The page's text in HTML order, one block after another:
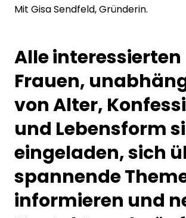
Mit Gisa Sendfeld, Gründerin.
Alle interessierten
Frauen,
von Alter,
und Lebensform
eingeladen, sich
spannende
informieren und